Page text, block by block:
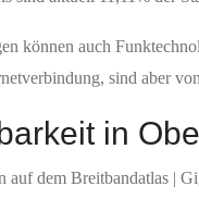
können auch
sind aber
in
auf dem Breitbandatlas |